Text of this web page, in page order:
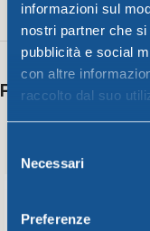
informazioni sul
nostri partner che
pubblicità e social
con altre
raccolto dal suo
delNecessari
Preferenze
66 g
Potrebbero